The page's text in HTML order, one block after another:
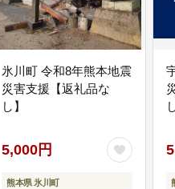
氷川町 令和8年熊本地震
災害支援【返礼品な
し】
5,000円
熊本県 氷川町